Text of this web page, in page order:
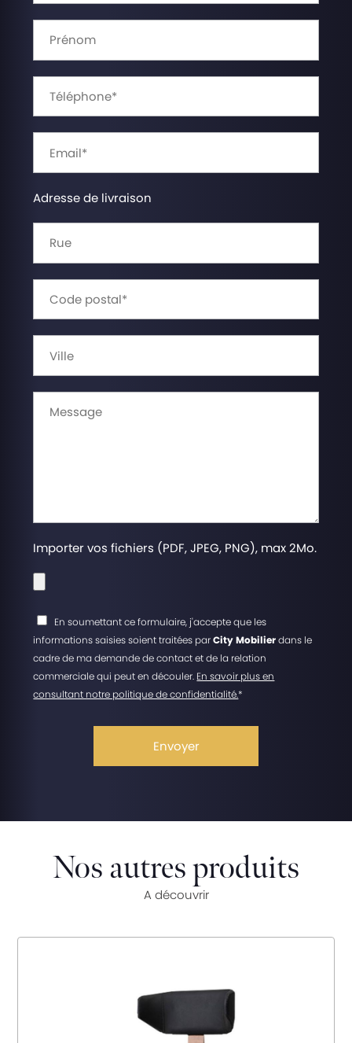
Adresse de livraison
Importer vos fichiers (PDF, JPEG, PNG), max 2Mo.
En soumettant ce formulaire, j'accepte que les
informations saisies soient traitées parCity Mobilierdans le
cadre de ma demande de contact et de la relation
commerciale qui peut en découler. En savoir plus en
consultant notre politique de confidentialité.*
Nos autres produits
A découvrir